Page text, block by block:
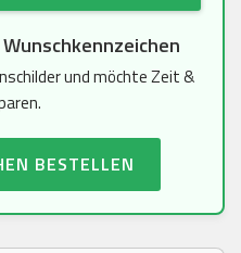
und möchte Zeit &
BESTELLEN